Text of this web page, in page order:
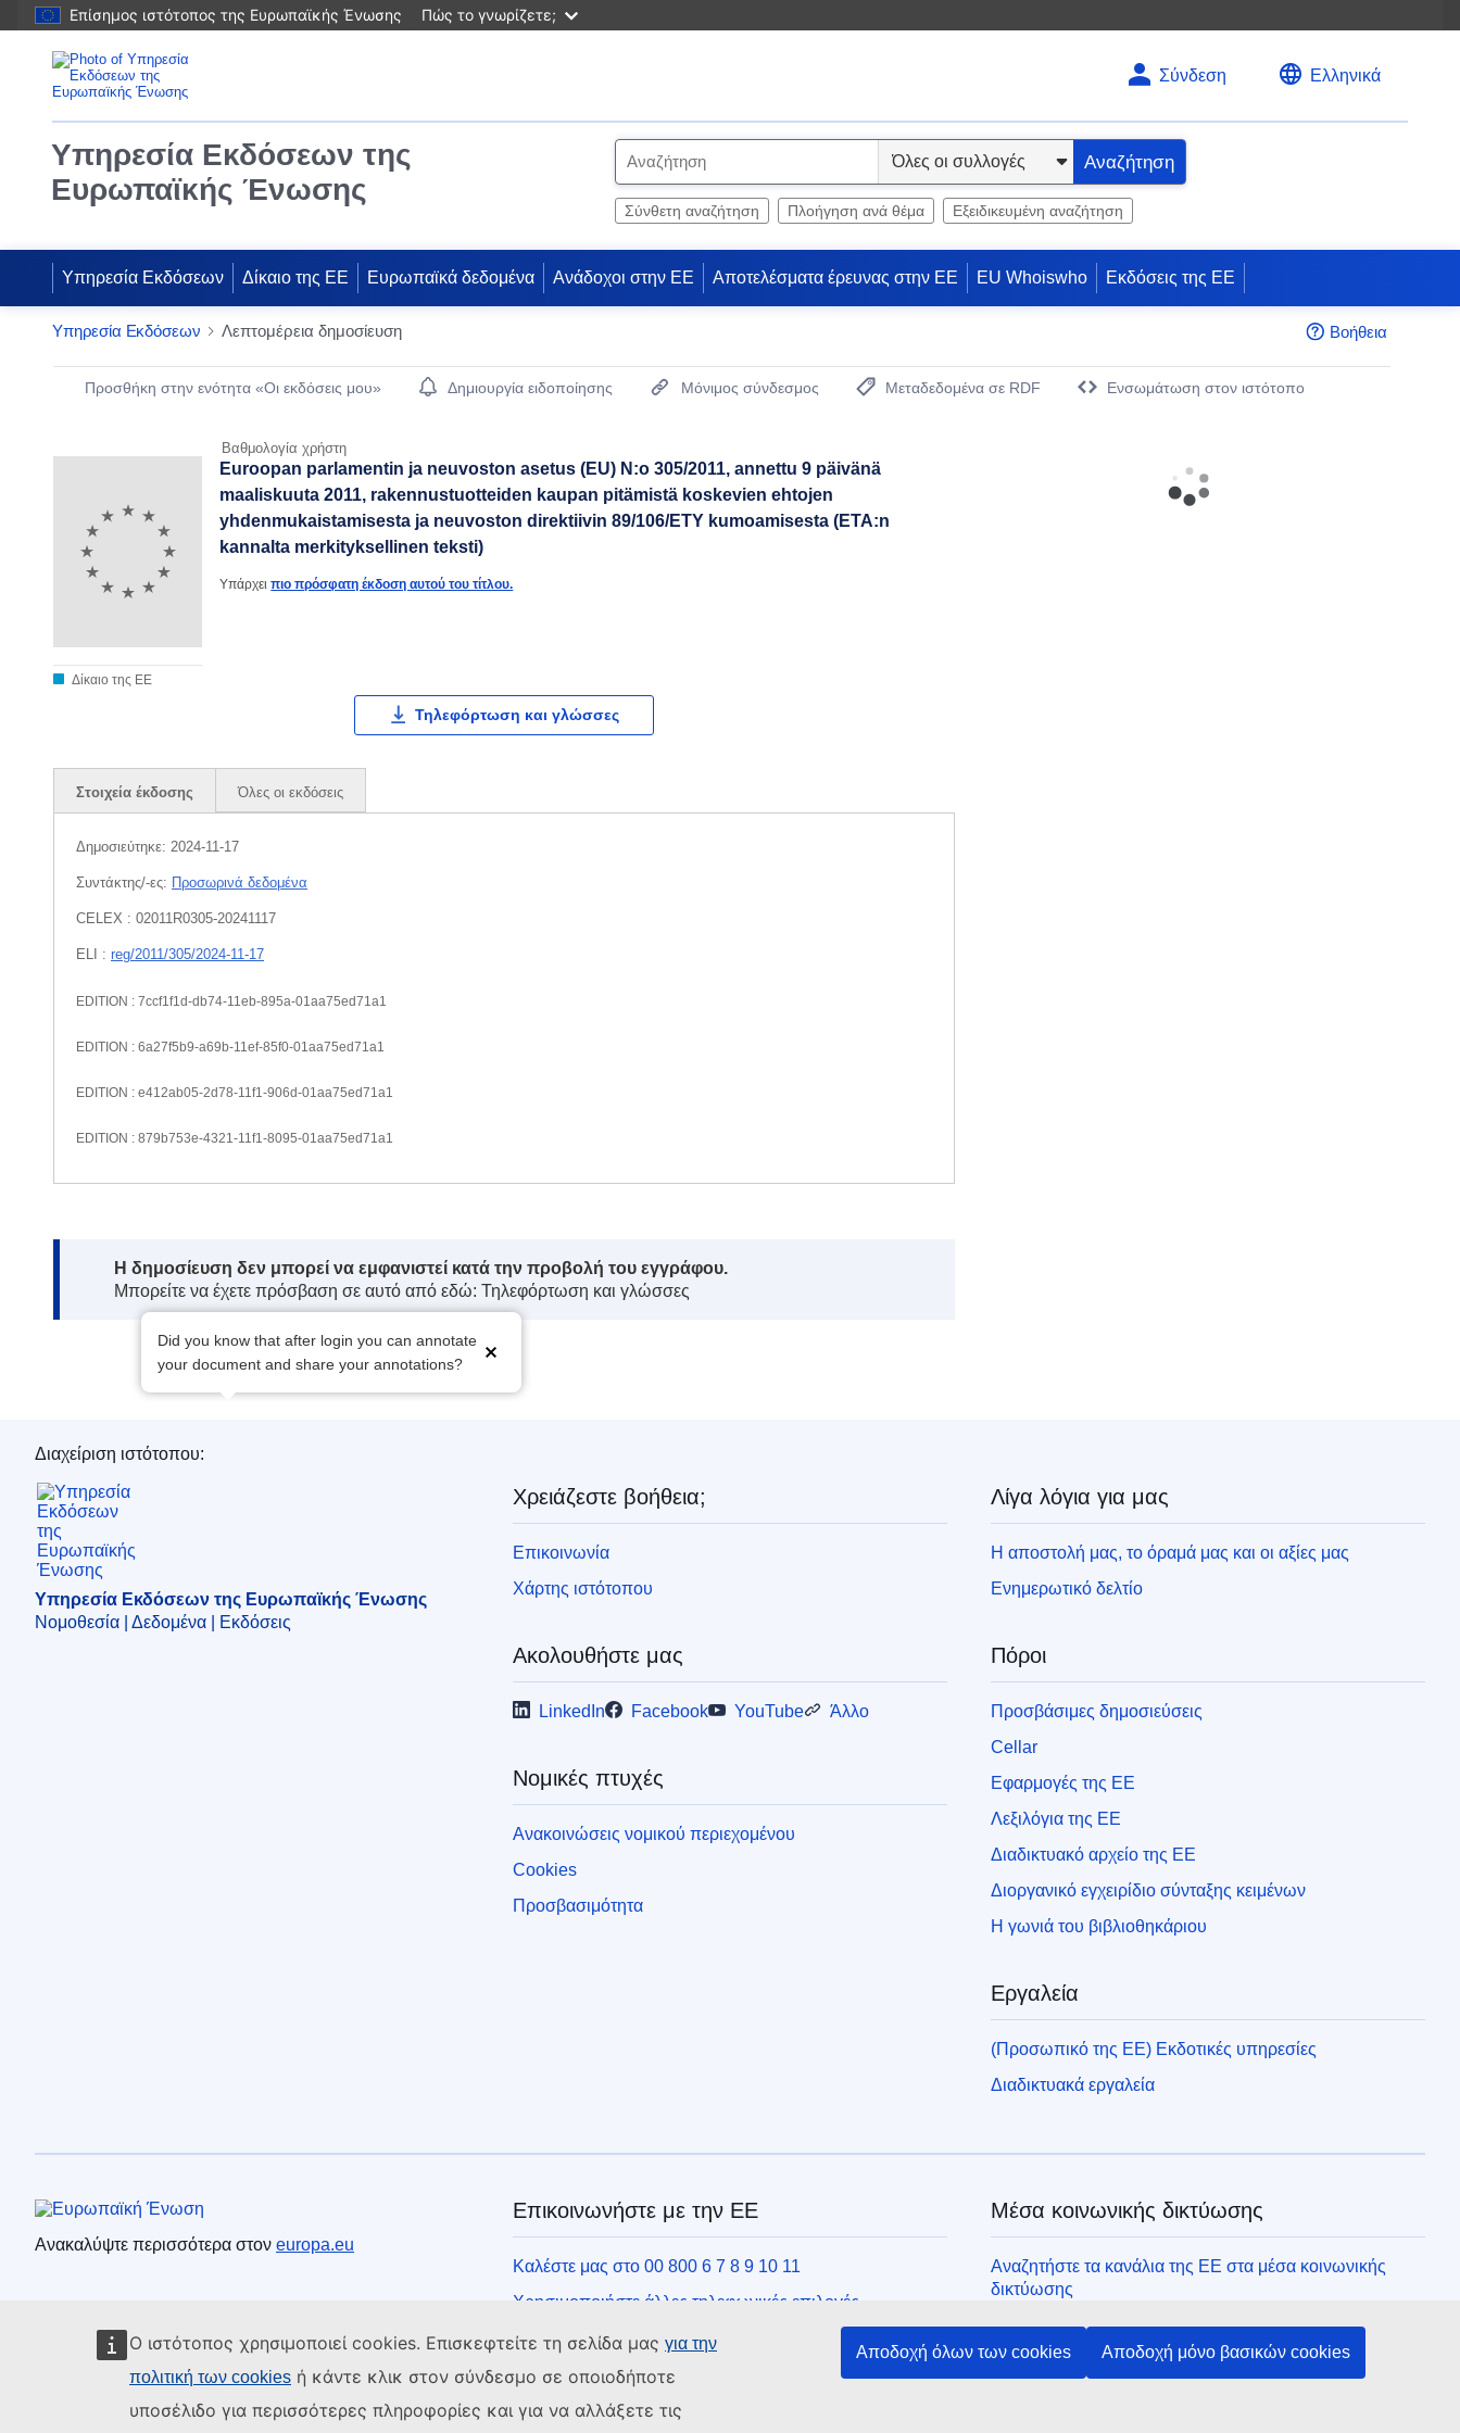
Επίσημος ιστότοπος της Ευρωπαϊκής Ένωσης Πώς το γνωρίζετε;
Ο ιστότοπος χρησιμοποιεί cookies. Επισκεφτείτε τη σελίδα μας για την
πολιτική των cookies ή κάντε κλικ στον σύνδεσμο σε οποιοδήποτε
υποσέλιδο για περισσότερες πληροφορίες και για να αλλάξετε τις
Αποδοχή όλων των cookies Αποδοχή μόνο βασικών cookies
Σύνδεση Ελληνικά
Υπηρεσία Εκδόσεων της
Ευρωπαϊκής Ένωσης
e
Αναζήτηση
Σύνθετη αναζήτηση Πλοήγηση ανά θέμα Εξειδικευμένη αναζήτηση
Υπηρεσία Εκδόσεων Δίκαιο της ΕΕ Ευρωπαϊκά δεδομένα Ανάδοχοι στην ΕΕ Αποτελέσματα έρευνας στην ΕΕ EU Whoiswho Εκδόσεις της ΕΕ
Υπηρεσία Εκδόσεων Λεπτομέρεια δημοσίευση Βοήθεια
Publication Detail Actions Portlet
Προσθήκη στην ενότητα «Οι εκδόσεις μου» Δημιουργία ειδοποίησης Μόνιμος σύνδεσμος
Μεταδεδομένα σε RDF
Eνσωμάτωση στον ιστότοπο
Βαθμολογία χρήστη
Δίκαιο της ΕΕ
Euroopan parlamentin ja neuvoston asetus (EU) N:o 305/2011, annettu 9 päivänä
maaliskuuta 2011, rakennustuotteiden kaupan pitämistä koskevien ehtojen
yhdenmukaistamisesta ja neuvoston direktiivin 89/106/ETY kumoamisesta (ETA:n
kannalta merkityksellinen teksti)
Υπάρχειπιο πρόσφατη έκδοση αυτού του τίτλου.
Τηλεφόρτωση και γλώσσες
Στοιχεία έκδοσης Όλες οι εκδόσεις
Δημοσιεύτηκε: 2024-11-17
Συντάκτης/-ες: Προσωρινά δεδομένα
CELEX : 02011R0305-20241117
ELI : reg/2011/305/2024-11-17
EDITION : 7ccf1f1d-db74-11eb-895a-01aa75ed71a1
EDITION : 6a27f5b9-a69b-11ef-85f0-01aa75ed71a1
EDITION : e412ab05-2d78-11f1-906d-01aa75ed71a1
EDITION : 879b753e-4321-11f1-8095-01aa75ed71a1
Note:
Η δημοσίευση δεν μπορεί να εμφανιστεί κατά την προβολή του εγγράφου.
Μπορείτε να έχετε πρόσβαση σε αυτό από εδώ: Τηλεφόρτωση και γλώσσες
Did you know that after login you can annotate
your document and share your annotations?
Υπηρεσία Εκδόσεων της Ευρωπαϊκής Ένωσης
Διαχείριση ιστότοπου:
Υπηρεσία Εκδόσεων της Ευρωπαϊκής Ένωσης
Νομοθεσία | Δεδομένα | Εκδόσεις
Χρειάζεστε βοήθεια;
Επικοινωνία
Χάρτης ιστότοπου
Ακολουθήστε μας
LinkedIn Facebook YouTube Άλλο
Νομικές πτυχές
Ανακοινώσεις νομικού περιεχομένου
Cookies
Προσβασιμότητα
Λίγα λόγια για μας
Η αποστολή μας, το όραμά μας και οι αξίες μας
Ενημερωτικό δελτίο
Πόροι
Προσβάσιμες δημοσιεύσεις
Cellar
Εφαρμογές της ΕΕ
Λεξιλόγια της ΕΕ
Διαδικτυακό αρχείο της ΕΕ
Διοργανικό εγχειρίδιο σύνταξης κειμένων
Η γωνιά του βιβλιοθηκάριου
Εργαλεία
(Προσωπικό της ΕΕ) Εκδοτικές υπηρεσίες
Διαδικτυακά εργαλεία
Ευρωπαϊκή Ένωση
Ανακαλύψτε περισσότερα στον europa.eu
Επικοινωνήστε με την ΕΕ
Καλέστε μας στο 00 800 6 7 8 9 10 11
Χρησιμοποιήστε άλλες τηλεφωνικές επιλογές
Γράψτε μας μέσω της φόρμας επικοινωνίας
Συναντήστε μας σε ένα από τα κέντρα της ΕΕ
Μέσα κοινωνικής δικτύωσης
Αναζητήστε τα κανάλια της ΕΕ στα μέσα κοινωνικής
δικτύωσης
Θεσμικά όργανα και οργανισμοί της ΕΕ